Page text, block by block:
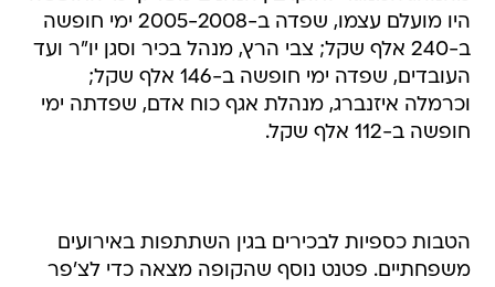
היו מועלם עצמו, שפדה ב-2005-2008 ימי חופשה
ב-240 אלף שקל; צבי הרץ, מנהל בכיר וסגן יו"ר ועד
העובדים, שפדה ימי חופשה ב-146 אלף שקל;
וכרמלה איזנברג, מנהלת אגף כוח אדם, שפדתה ימי
חופשה ב-112 אלף שקל.
הטבות כספיות לבכירים בגין השתתפות באירועים
משפחתיים. פטנט נוסף שהקופה מצאה כדי לצ'פר